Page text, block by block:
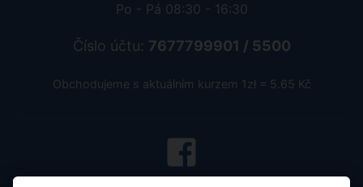
Po - Pá 08:30 - 16:30
Číslo účtu: 7677799901 / 5500
Obchodujeme s aktuálním kurzem 1zł = 5.65 Kč